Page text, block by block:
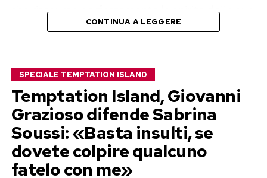
che riassume perfettamente lo spirito delle sue
vacanze.
gli amici
Nelle immagini pubblicate su Instagram la
protagonista assoluta è la Sardegna, da anni una
delle destinazioni preferite della showgirl.
Elisabetta si mostra mentre risale sulla barca
CONTINUA A LEGGERE
SPECIALE TEMPTATION ISLAND
Temptation Island, Giovanni
Grazioso difende Sabrina
Soussi: «Basta insulti, se
dovete colpire qualcuno
fatelo con me»